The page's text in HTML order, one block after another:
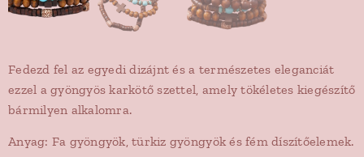
Fedezd fel az egyedi dizájnt és a természetes eleganciát
ezzel a gyöngyös karkötő szettel, amely tökéletes kiegészítő
bármilyen alkalomra.
Anyag: Fa gyöngyök, türkiz gyöngyök és fém díszítőelemek.